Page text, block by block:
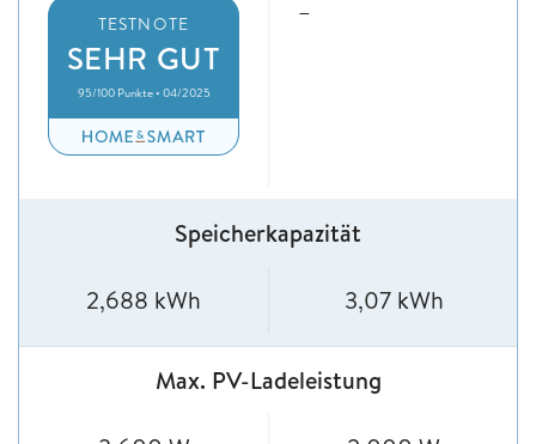
TESTNOTE
SEHR GUT
95/100 Punkte • 04/2025
–
Speicherkapazität
2,688 kWh 3,07 kWh
Max. PV-Ladeleistung